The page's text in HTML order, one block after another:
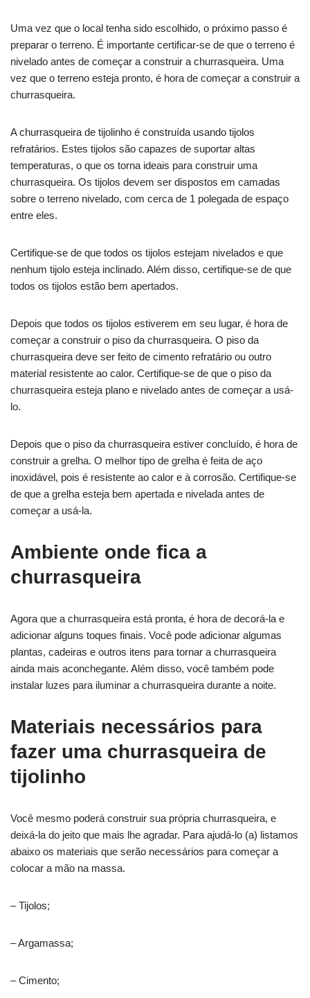
Uma vez que o local tenha sido escolhido, o próximo passo é
preparar o terreno. É importante certificar-se de que o terreno é
nivelado antes de começar a construir a churrasqueira. Uma
vez que o terreno esteja pronto, é hora de começar a construir a
churrasqueira.
A churrasqueira de tijolinho é construída usando tijolos
refratários. Estes tijolos são capazes de suportar altas
temperaturas, o que os torna ideais para construir uma
churrasqueira. Os tijolos devem ser dispostos em camadas
sobre o terreno nivelado, com cerca de 1 polegada de espaço
entre eles.
Certifique-se de que todos os tijolos estejam nivelados e que
nenhum tijolo esteja inclinado. Além disso, certifique-se de que
todos os tijolos estão bem apertados.
Depois que todos os tijolos estiverem em seu lugar, é hora de
começar a construir o piso da churrasqueira. O piso da
churrasqueira deve ser feito de cimento refratário ou outro
material resistente ao calor. Certifique-se de que o piso da
churrasqueira esteja plano e nivelado antes de começar a usá-
lo.
Depois que o piso da churrasqueira estiver concluído, é hora de
construir a grelha. O melhor tipo de grelha é feita de aço
inoxidável, pois é resistente ao calor e à corrosão. Certifique-se
de que a grelha esteja bem apertada e nivelada antes de
começar a usá-la.
Ambiente onde fica a
churrasqueira
Agora que a churrasqueira está pronta, é hora de decorá-la e
adicionar alguns toques finais. Você pode adicionar algumas
plantas, cadeiras e outros itens para tornar a churrasqueira
ainda mais aconchegante. Além disso, você também pode
instalar luzes para iluminar a churrasqueira durante a noite.
Materiais necessários para
fazer uma churrasqueira de
tijolinho
Você mesmo poderá construir sua própria churrasqueira, e
deixá-la do jeito que mais lhe agradar. Para ajudá-lo (a) listamos
abaixo os materiais que serão necessários para começar a
colocar a mão na massa.
– Tijolos;
– Argamassa;
– Cimento;